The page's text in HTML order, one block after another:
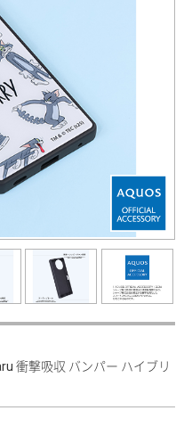
衝撃吸収 バンパー ハイブリ